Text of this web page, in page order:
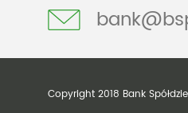
Copyright 2018 Bank